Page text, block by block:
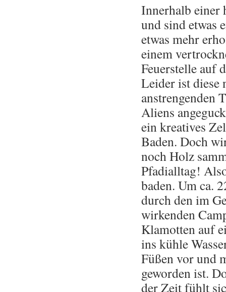
Innerhalb einer
und sind etwas
etwas mehr
einem
Feuerstelle auf
Leider ist diese
anstrengenden
Aliens
ein kreatives
Baden. Doch
noch Holz
Pfadialltag!
baden. Um ca.
durch den im
wirkenden
Klamotten auf
ins kühle
Füßen vor und
geworden ist.
der Zeit fühlt